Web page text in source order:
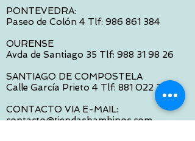
PONTEVEDRA:
Paseo de Colón 4 Tlf: 986 861 384
OURENSE
Avda de Santiago 35 Tlf: 988 31 98 26
SANTIAGO DE COMPOSTELA
Calle García Prieto 4 Tlf: 881 022 397
CONTACTO VIA E-MAIL:
contacto@tiendasbambinos.com